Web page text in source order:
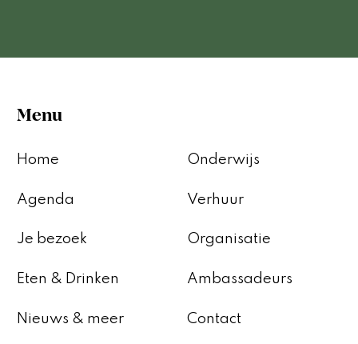
Menu
Home
Agenda
Je bezoek
Eten & Drinken
Nieuws & meer
Onderwijs
Verhuur
Organisatie
Ambassadeurs
Contact